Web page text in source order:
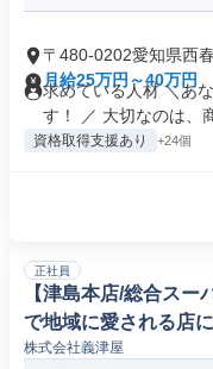
〒480-0202愛知県西
月給25万円～40万円
求めている人材 ＼あ
す！ ／ 大切なのは、
資格取得支援あり +24個
正社員
【津島本店/総合ス
で地域に愛される店
ター)
株式会社義津屋